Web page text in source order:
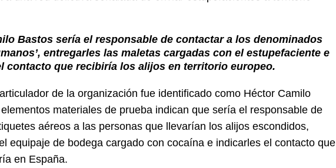
Bastos sería el responsable de contactar a los denominados
entregarles las maletas cargadas con el estupefaciente e
contacto que recibiría los alijos en territorio europeo.
de la organización fue identificado como Héctor Camilo
materiales de prueba indican que sería el responsable de
aéreos a las personas que llevarían los alijos escondidos,
equipaje de bodega cargado con cocaína e indicarles el contacto que
en España.